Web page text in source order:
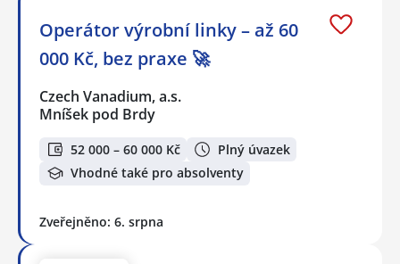
Operátor výrobní linky – až 60
000 Kč, bez praxe 🚀
Czech Vanadium, a.s.
Mníšek pod Brdy
52 000 – 60 000 Kč
Plný úvazek
Vhodné také pro absolventy
Zveřejněno: 6. srpna